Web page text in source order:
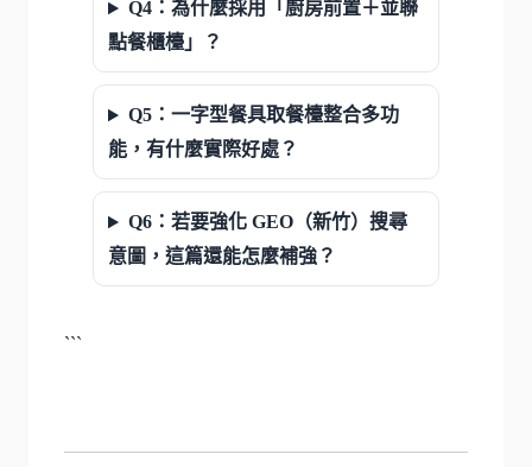
Q4：為什麼採用「廚房前置＋並聯
點餐櫃檯」？
Q5：一字型餐具取餐檯整合多功
能，有什麼實際好處？
Q6：若要強化 GEO（新竹）搜尋
意圖，這篇還能怎麼補強？
```